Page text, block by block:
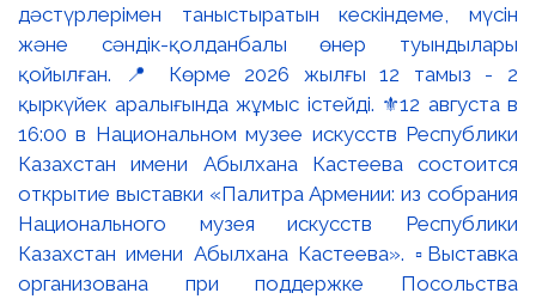
дәстүрлерімен таныстыратын кескіндеме, мүсін
және сәндік-қолданбалы өнер туындылары
қойылған. 📍 Көрме 2026 жылғы 12 тамыз - 2
қыркүйек аралығында жұмыс істейді. ⚜️12 августа в
16:00 в Национальном музее искусств Республики
Казахстан имени Абылхана Кастеева состоится
открытие выставки «Палитра Армении: из собрания
Национального музея искусств Республики
Казахстан имени Абылхана Кастеева». ▫️Выставка
организована при поддержке Посольства